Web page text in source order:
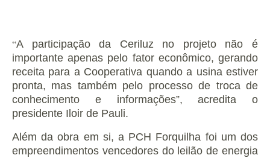
“A participação da Ceriluz no projeto não é
importante apenas pelo fator econômico, gerando
receita para a Cooperativa quando a usina estiver
pronta, mas também pelo processo de troca de
conhecimento e informações”, acredita o
presidente Iloir de Pauli.
Além da obra em si, a PCH Forquilha foi um dos
empreendimentos vencedores do leilão de energia